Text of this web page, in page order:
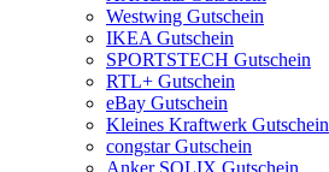
Westwing Gutschein
IKEA Gutschein
SPORTSTECH Gutschein
RTL+ Gutschein
eBay Gutschein
Kleines Kraftwerk Gutschein
congstar Gutschein